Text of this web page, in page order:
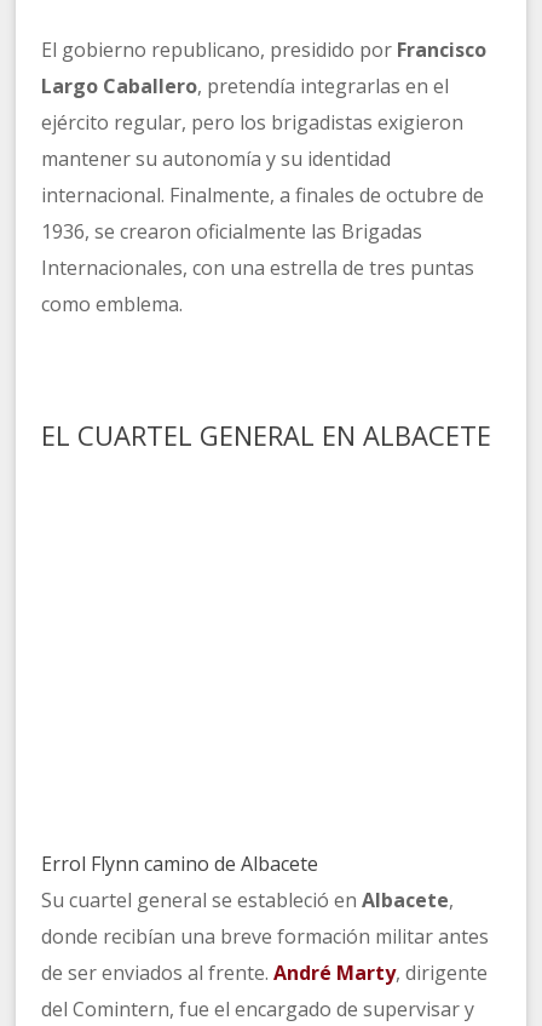
El gobierno republicano, presidido por Francisco
Largo Caballero, pretendía integrarlas en el
ejército regular, pero los brigadistas exigieron
mantener su autonomía y su identidad
internacional. Finalmente, a finales de octubre de
1936, se crearon oficialmente las Brigadas
Internacionales, con una estrella de tres puntas
como emblema.
EL CUARTEL GENERAL EN ALBACETE
Errol Flynn camino de Albacete
Su cuartel general se estableció enAlbacete,
donde recibían una breve formación militar antes
de ser enviados al frente.André Marty, dirigente
del Comintern, fue el encargado de supervisar y